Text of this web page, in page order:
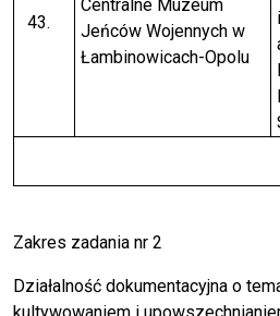
Centralne Muzeum
Jeńców Wojennych w
Łambinowicach-Opolu
Zakres zadania nr 2
Działalność dokumentacyjna o